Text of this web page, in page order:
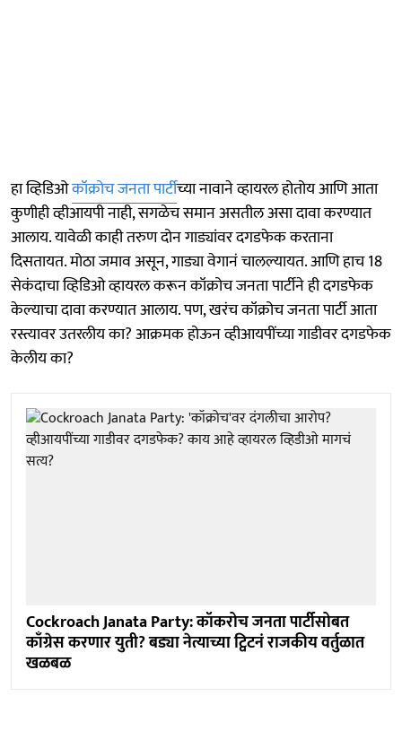
हा व्हिडिओकॉक्रोच जनता पार्टीच्या नावाने व्हायरल होतोय आणि आता
कुणीही व्हीआयपी नाही, सगळेच समान असतील असा दावा करण्यात
आलाय. यावेळी काही तरुण दोन गाड्यांवर दगडफेक करताना
दिसतायत. मोठा जमाव असून, गाड्या वेगानं चालल्यायत. आणि हाच 18
सेकंदाचा व्हिडिओ व्हायरल करून कॉक्रोच जनता पार्टीने ही दगडफेक
केल्याचा दावा करण्यात आलाय. पण, खरंच कॉक्रोच जनता पार्टी आता
रस्त्यावर उतरलीय का? आक्रमक होऊन व्हीआयपींच्या गाडीवर दगडफेक
केलीय का?
Cockroach Janata Party: कॉकरोच जनता पार्टीसोबत
काँग्रेस करणार युती? बड्या नेत्याच्या ट्विटनं राजकीय वर्तुळात
खळबळ